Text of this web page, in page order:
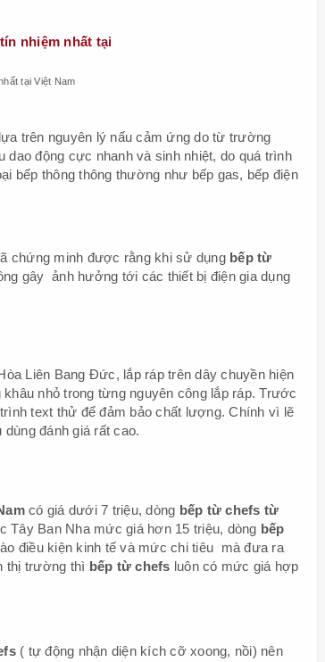
tại Việt Nam
trên nguyên lý nấu cảm ứng do từ trường
động cực nhanh và sinh nhiệt, do quá trình
bếp thông thông thường như bếp gas, bếp điện
chứng minh được rằng khi sử dụng bếp từ
gây ảnh hưởng tới các thiết bị điện gia dụng
Liên Bang Đức, lắp ráp trên dây chuyền hiện
nhỏ trong từng nguyên công lắp ráp. Trước
text thử để đảm bảo chất lượng. Chính vì lẽ
đánh giá rất cao.
có giá dưới 7 triệu, dòng bếp từ chefs từ
Tây Ban Nha mức giá hơn 15 triệu, dòng bếp
điều kiện kinh tế và mức chi tiêu mà đưa ra
thị trường thì bếp từ chefs luôn có mức giá hợp
( tự động nhận diện kích cỡ xoong, nồi) nên